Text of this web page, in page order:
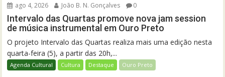
ago 4, 2026 João B. N. Gonçalves 0
Intervalo das Quartas promove nova jam session
de música instrumental em Ouro Preto
O projeto Intervalo das Quartas realiza mais uma edição nesta
quarta-feira (5), a partir das 20h,...
Agenda Cultural Cultura Destaque Ouro Preto